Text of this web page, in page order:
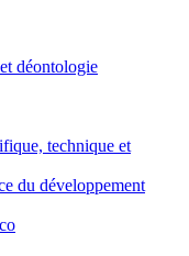
déontologie
technique et
du développement